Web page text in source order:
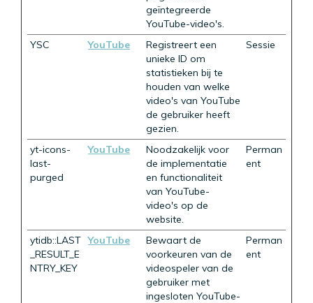
geïntegreerde
YouTube-video's.
YSC YouTube
Registreert een
unieke ID om
statistieken bij te
houden van welke
video's van YouTube
de gebruiker heeft
gezien.
Sessie
yt-icons-
last-
purged
YouTube
Noodzakelijk voor
de implementatie
en functionaliteit
van YouTube-
video's op de
website.
Perman
ent
ytidb::LAST
_RESULT_E
NTRY_KEY
YouTube
Bewaart de
voorkeuren van de
videospeler van de
gebruiker met
ingesloten YouTube-
Perman
ent